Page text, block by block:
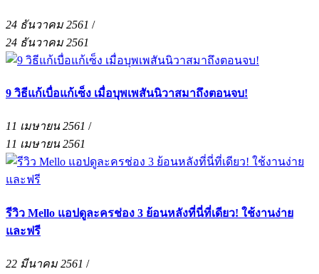
24 ธันวาคม 2561 /
24 ธันวาคม 2561
9 วิธีแก้เบื่อแก้เซ็ง เมื่อบุพเพสันนิวาสมาถึงตอนจบ!
11 เมษายน 2561 /
11 เมษายน 2561
รีวิว Mello แอปดูละครช่อง 3 ย้อนหลังที่นี่ที่เดียว! ใช้งานง่าย
และฟรี
22 มีนาคม 2561 /